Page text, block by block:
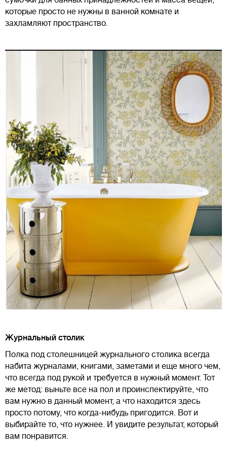
которые просто не нужны в ванной комнате и
захламляют пространство.
Журнальный столик
Полка под столешницей журнального столика всегда
набита журналами, книгами, заметами и еще много чем,
что всегда под рукой и требуется в нужный момент. Тот
же метод: выньте все на пол и проинспектируйте, что
вам нужно в данный момент, а что находится здесь
просто потому, что когда-нибудь пригодится. Вот и
выбирайте то, что нужнее. И увидите результат, который
вам понравится.